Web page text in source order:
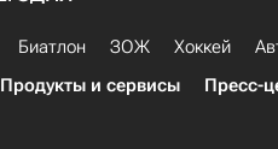
Биатлон ЗОЖ Хоккей
Продукты и сервисы Пресс-